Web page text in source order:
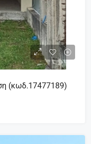
(κωδ.17477189)